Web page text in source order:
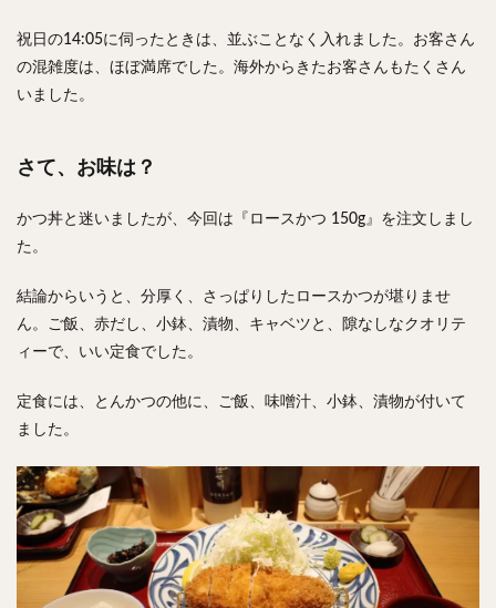
祝日の14:05に伺ったときは、並ぶことなく入れました。お客さん
の混雑度は、ほぼ満席でした。海外からきたお客さんもたくさん
いました。
さて、お味は？
かつ丼と迷いましたが、今回は『ロースかつ 150g』を注文しまし
た。
結論からいうと、分厚く、さっぱりしたロースかつが堪りませ
ん。ご飯、赤だし、小鉢、漬物、キャベツと、隙なしなクオリテ
ィーで、いい定食でした。
定食には、とんかつの他に、ご飯、味噌汁、小鉢、漬物が付いて
ました。